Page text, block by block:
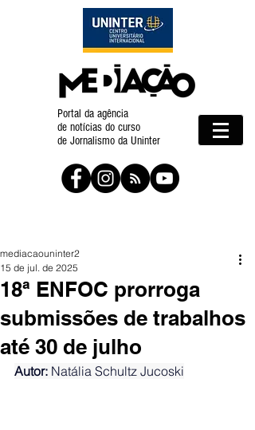
Portal da agência
de notícias do curso
de Jornalismo da Uninter
18ª ENFOC prorroga
submissões de trabalhos
até 30 de julho
mediacaouninter2
15 de jul. de 2025
Autor: Natália Schultz Jucoski